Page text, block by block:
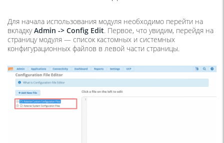
Для начала использования модуля необходимо перейти на
вкладкуAdmin -> Config Edit. Первое, что увидим, перейдя на
страницу модуля — список кастомных и системных
конфигурационных файлов в левой части страницы.